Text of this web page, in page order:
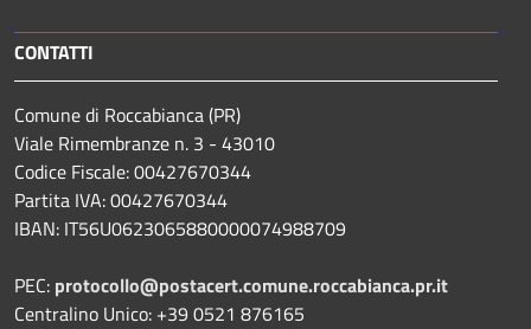
CONTATTI
Comune di Roccabianca (PR)
Viale Rimembranze n. 3 - 43010
Codice Fiscale: 00427670344
Partita IVA: 00427670344
IBAN: IT56U0623065880000074988709
PEC: protocollo@postacert.comune.roccabianca.pr.it
Centralino Unico: +39 0521 876165